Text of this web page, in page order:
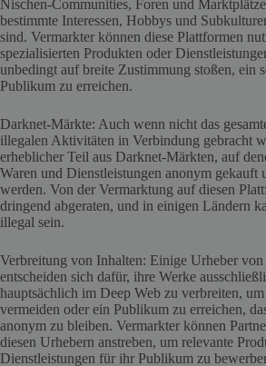
Nischen-Communities, Foren und
bestimmte Interessen, Hobbys und
sind. Vermarkter können diese Plattformen
spezialisierten Produkten oder
unbedingt auf breite Zustimmung stoßen, ein
Publikum zu erreichen.
Darknet-Märkte: Auch wenn nicht das
illegalen Aktivitäten in Verbindung gebracht
erheblicher Teil aus Darknet-Märkten, auf
Waren und Dienstleistungen anonym gekauft
werden. Von der Vermarktung auf diesen
dringend abgeraten, und in einigen Ländern
illegal sein.
Verbreitung von Inhalten: Einige Urheber von
entscheiden sich dafür, ihre Werke
hauptsächlich im Deep Web zu verbreiten,
vermeiden oder ein Publikum zu erreichen,
anonym zu bleiben. Vermarkter können
diesen Urhebern anstreben, um relevante
Dienstleistungen für ihr Publikum zu